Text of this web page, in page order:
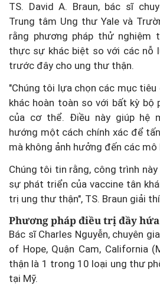
TS. David A. Braun, bác sĩ
Trung tâm Ung thư Yale và
rằng phương pháp thử nghiệm
thực sự khác biệt so với các nỗ
trước đây cho ung thư thận.
"Chúng tôi lựa chọn các mục
khác hoàn toàn so với bất kỳ bộ
của cơ thể. Điều này giúp hệ
hướng một cách chính xác để
mà không ảnh hưởng đến các mô
Chúng tôi tin rằng, công trình
sự phát triển của vaccine tân
trị ung thư thận", TS. Braun giải
Phương pháp điều trị đầy
Bác sĩ Charles Nguyễn, chuyên
of Hope, Quận Cam, California
thận là 1 trong 10 loại ung thư
tại Mỹ.